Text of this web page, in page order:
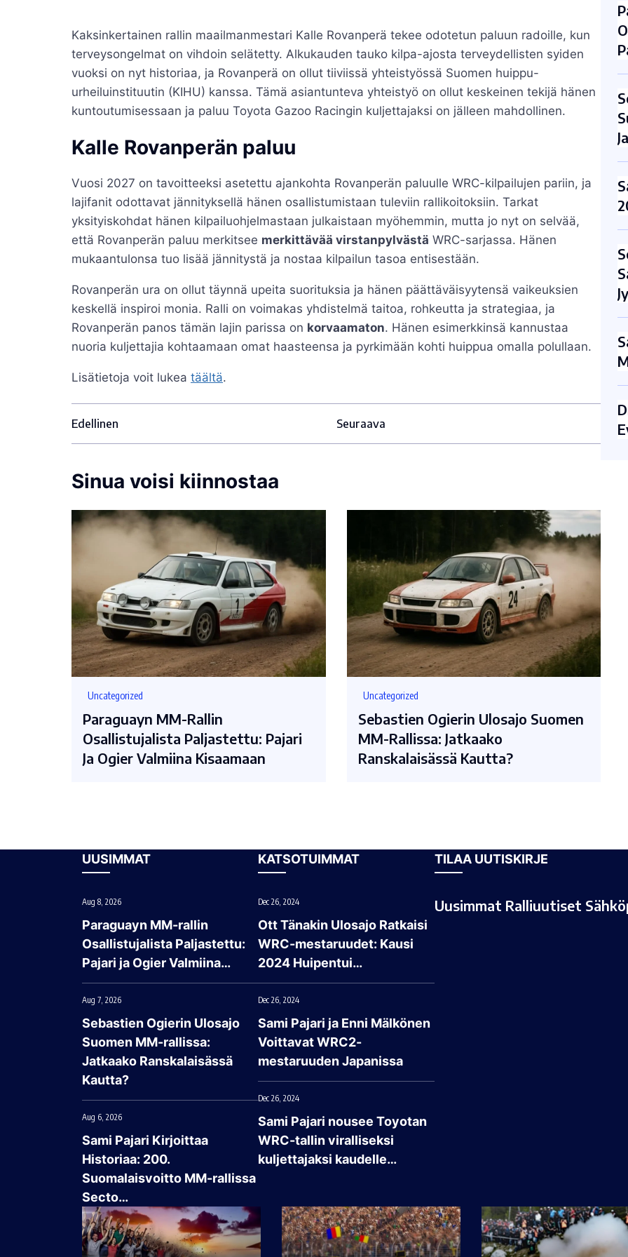
Kaksinkertainen rallin maailmanmestari Kalle Rovanperä tekee odotetun paluun radoille, kun
terveysongelmat on vihdoin selätetty. Alkukauden tauko kilpa-ajosta terveydellisten syiden
vuoksi on nyt historiaa, ja Rovanperä on ollut tiiviissä yhteistyössä Suomen huippu-
urheiluinstituutin (KIHU) kanssa. Tämä asiantunteva yhteistyö on ollut keskeinen tekijä hänen
kuntoutumisessaan ja paluu Toyota Gazoo Racingin kuljettajaksi on jälleen mahdollinen.
Kalle Rovanperän paluu
Vuosi 2027 on tavoitteeksi asetettu ajankohta Rovanperän paluulle WRC-kilpailujen pariin, ja
lajifanit odottavat jännityksellä hänen osallistumistaan tuleviin rallikoitoksiin. Tarkat
yksityiskohdat hänen kilpailuohjelmastaan julkaistaan myöhemmin, mutta jo nyt on selvää,
että Rovanperän paluu merkitsee merkittävää virstanpylvästä WRC-sarjassa. Hänen
mukaantulonsa tuo lisää jännitystä ja nostaa kilpailun tasoa entisestään.
Rovanperän ura on ollut täynnä upeita suorituksia ja hänen päättäväisyytensä vaikeuksien
keskellä inspiroi monia. Ralli on voimakas yhdistelmä taitoa, rohkeutta ja strategiaa, ja
Rovanperän panos tämän lajin parissa on korvaamaton. Hänen esimerkkinsä kannustaa
nuoria kuljettajia kohtaamaan omat haasteensa ja pyrkimään kohti huippua omalla polullaan.
Lisätietoja voit lukea täältä.
Edellinen Seuraava
Sinua voisi kiinnostaa
Uncategorized
Paraguayn MM-Rallin
Osallistujalista Paljastettu: Pajari
Ja Ogier Valmiina Kisaamaan
Uncategorized
Sebastien Ogierin Ulosajo Suomen
MM-Rallissa: Jatkaako
Ranskalaisässä Kautta?
UUSIMMAT
Aug 8, 2026
Paraguayn MM-rallin
Osallistujalista Paljastettu:
Pajari ja Ogier Valmiina…
Aug 7, 2026
Sebastien Ogierin Ulosajo
Suomen MM-rallissa:
Jatkaako Ranskalaisässä
Kautta?
Aug 6, 2026
Sami Pajari Kirjoittaa
Historiaa: 200.
Suomalaisvoitto MM-rallissa
Secto…
KATSOTUIMMAT
Dec 26, 2024
Ott Tänakin Ulosajo Ratkaisi
WRC-mestaruudet: Kausi
2024 Huipentui…
Dec 26, 2024
Sami Pajari ja Enni Mälkönen
Voittavat WRC2-
mestaruuden Japanissa
Dec 26, 2024
Sami Pajari nousee Toyotan
WRC-tallin viralliseksi
kuljettajaksi kaudelle…
TILAA UUTISKIRJE
Uusimmat Ralliuutiset